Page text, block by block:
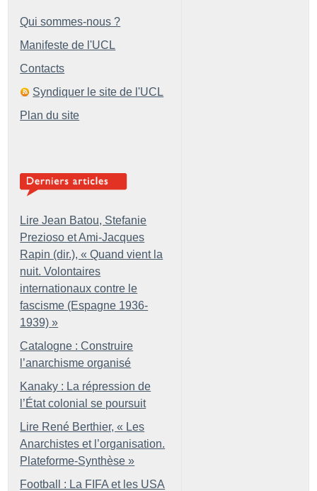
Qui sommes-nous ?
Manifeste de l'UCL
Contacts
Syndiquer le site de l'UCL
Plan du site
Lire Jean Batou, Stefanie
Prezioso et Ami-Jacques
Rapin (dir.), « Quand vient la
nuit. Volontaires
internationaux contre le
fascisme (Espagne 1936-
1939) »
Catalogne : Construire
l’anarchisme organisé
Kanaky : La répression de
l’État colonial se poursuit
Lire René Berthier, « Les
Anarchistes et l’organisation.
Plateforme-Synthèse »
Football : La FIFA et les USA